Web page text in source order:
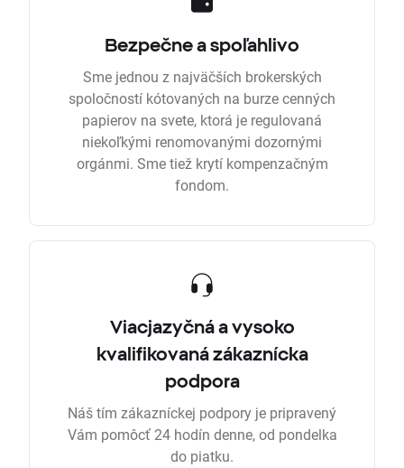
Bezpečne a spoľahlivo
Sme jednou z najväčších brokerských
spoločností kótovaných na burze cenných
papierov na svete, ktorá je regulovaná
niekoľkými renomovanými dozornými
orgánmi. Sme tiež krytí kompenzačným
fondom.
Viacjazyčná a vysoko
kvalifikovaná zákaznícka
podpora
Náš tím zákazníckej podpory je pripravený
Vám pomôcť 24 hodín denne, od pondelka
do piatku.